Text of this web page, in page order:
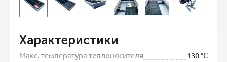
Характеристики
Макс. температура теплоносителя
130 °C